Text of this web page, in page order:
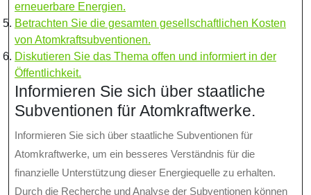
erneuerbare Energien.
Betrachten Sie die gesamten gesellschaftlichen Kosten
von Atomkraftsubventionen.
Diskutieren Sie das Thema offen und informiert in der
Öffentlichkeit.
Informieren Sie sich über staatliche
Subventionen für Atomkraftwerke.
Informieren Sie sich über staatliche Subventionen für
Atomkraftwerke, um ein besseres Verständnis für die
finanzielle Unterstützung dieser Energiequelle zu erhalten.
Durch die Recherche und Analyse der Subventionen können